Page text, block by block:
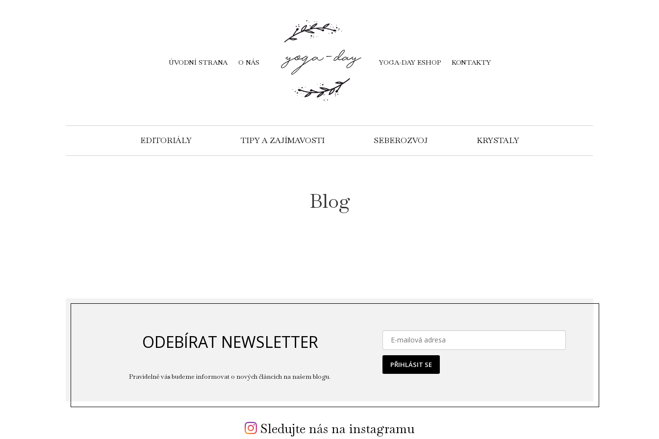
ÚVODNÍ STRANA O NÁS YOGA-DAY ESHOP KONTAKTY
EDITORIÁLY TIPY A ZAJÍMAVOSTI SEBEROZVOJ KRYSTALY
Blog
ODEBÍRAT NEWSLETTER
Pravidelně vás budeme informovat o nových článcích na našem blogu.
PŘIHLÁSIT SE
Sledujte nás na instagramu